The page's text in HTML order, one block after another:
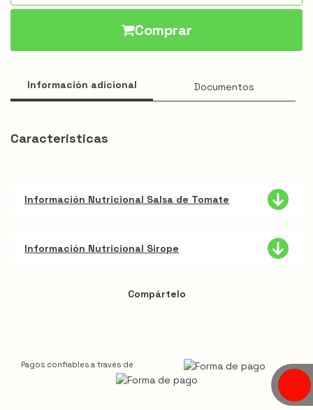
Comprar
Información adicional Documentos
Características
Información Nutricional Salsa de Tomate
Información Nutricional Sirope
Compártelo
Pagos confiables a través de
Bebidas
infantil